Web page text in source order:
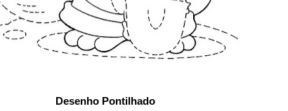
Desenho Pontilhado